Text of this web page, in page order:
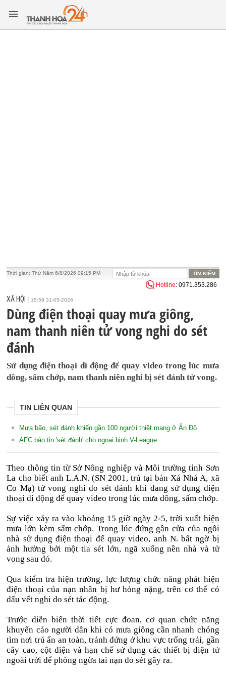
Thời gian:Thứ Năm 6/8/2026 09:15 PM
Hotline: 0971.353.286
XÃ HỘI 15:59 31-05-2026
Dùng điện thoại quay mưa giông,
nam thanh niên tử vong nghi do sét
đánh
Sử dụng điện thoại di động để quay video trong lúc mưa
dông, sấm chớp, nam thanh niên nghi bị sét đánh tử vong.
TIN LIÊN QUAN
Mưa bão, sét đánh khiến gần 100 người thiệt mạng ở Ấn Độ
AFC báo tin 'sét đánh' cho ngoại binh V-League
Theo thông tin từ Sở Nông nghiệp và Môi trường tỉnh Sơn
La cho biết anh L.A.N. (SN 2001, trú tại bản Xá Nhá A, xã
Co Mạ) tử vong nghi do sét đánh khi đang sử dụng điện
thoại di động để quay video trong lúc mưa dông, sấm chớp.
Sự việc xảy ra vào khoảng 15 giờ ngày 2-5, trời xuất hiện
mưa lớn kèm sấm chớp. Trong lúc đứng gần cửa của ngôi
nhà sử dụng điện thoại để quay video, anh N. bất ngờ bị
ảnh hưởng bởi một tia sét lớn, ngã xuống nền nhà và tử
vong sau đó.
Qua kiểm tra hiện trường, lực lượng chức năng phát hiện
điện thoại của nạn nhân bị hư hỏng nặng, trên cơ thể có
dấu vết nghi do sét tác động.
Trước diễn biến thời tiết cực đoan, cơ quan chức năng
khuyến cáo người dân khi có mưa giông cần nhanh chóng
tìm nơi trú ẩn an toàn, tránh đứng ở khu vực trống trải, gần
cây cao, cột điện và hạn chế sử dụng các thiết bị điện tử
ngoài trời để phòng ngừa tai nạn do sét gây ra.